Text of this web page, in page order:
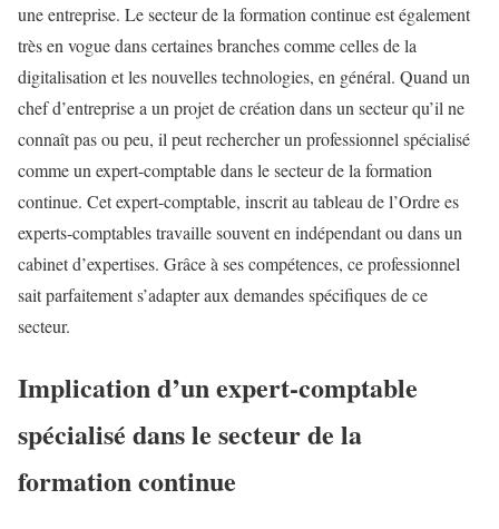
une entreprise. Le secteur de la formation continue est également
très en vogue dans certaines branches comme celles de la
digitalisation et les nouvelles technologies, en général. Quand un
chef d’entreprise a un projet de création dans un secteur qu’il ne
connaît pas ou peu, il peut rechercher un professionnel spécialisé
comme un expert-comptable dans le secteur de la formation
continue. Cet expert-comptable, inscrit au tableau de l’Ordre es
experts-comptables travaille souvent en indépendant ou dans un
cabinet d’expertises. Grâce à ses compétences, ce professionnel
sait parfaitement s’adapter aux demandes spécifiques de ce
secteur.
Implication d’un expert-comptable
spécialisé dans le secteur de la
formation continue